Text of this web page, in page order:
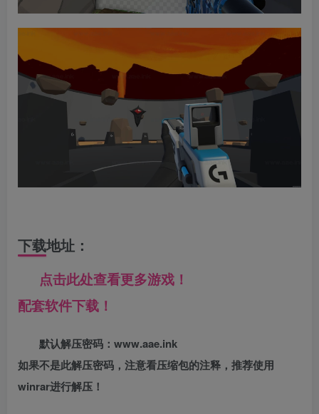
下载地址：
点击此处查看更多游戏！
配套软件下载！
默认解压密码：www.aae.ink
如果不是此解压密码，注意看压缩包的注释，推荐使用
winrar进行解压！